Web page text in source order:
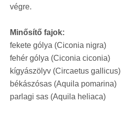
végre.
Minősítő fajok:
fekete gólya (Ciconia nigra)
fehér gólya (Ciconia ciconia)
kígyászölyv (Circaetus gallicus)
békászósas (Aquila pomarina)
parlagi sas (Aquila heliaca)